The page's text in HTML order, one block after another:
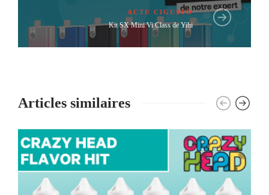
ACTU CIGUSTO
Kit SX Mini Vi Class de Yihi
Articles similaires